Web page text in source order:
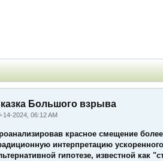
Большого взрыва
14-2024, 06:12 AM
красное смещение
интерпретацию
гипотезе, известной как